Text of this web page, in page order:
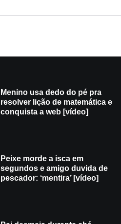
Menino usa dedo do pé pra
resolver lição de matemática e
conquista a web [vídeo]
Peixe morde a isca em
segundos e amigo duvida de
pescador: ‘mentira’ [vídeo]